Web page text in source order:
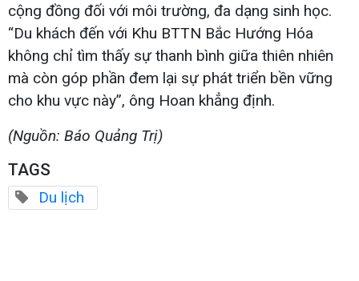
cộng đồng đối với môi trường, đa dạng sinh học.
“Du khách đến với Khu BTTN Bắc Hướng Hóa
không chỉ tìm thấy sự thanh bình giữa thiên nhiên
mà còn góp phần đem lại sự phát triển bền vững
cho khu vực này”, ông Hoan khẳng định.
(Nguồn: Báo Quảng Trị)
TAGS
Du lịch